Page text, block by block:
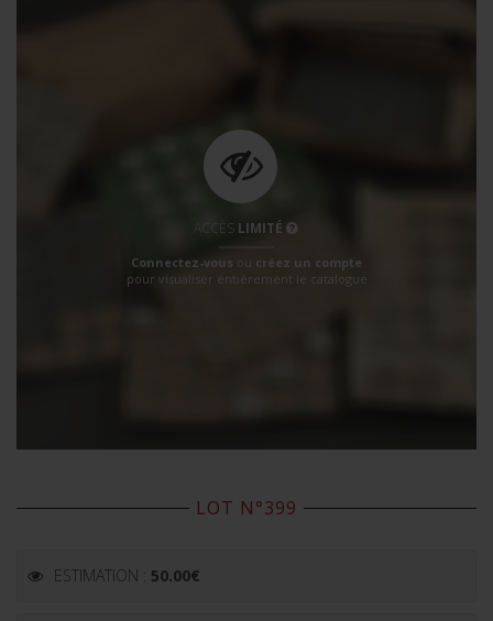
ACCÈS LIMITÉ
Connectez-vous ou créez un compte
pour visualiser entièrement le catalogue
LOT N°399
ESTIMATION : 50.00€